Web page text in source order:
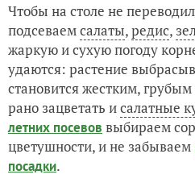
Чтобы на столе не
подсеваемсалаты,редис,
жаркую и сухую погоду
удаются: растение
становится жестким,
рано зацветать исалатные
летних посевов выбираем
цветушности, и не забываем
посадки.